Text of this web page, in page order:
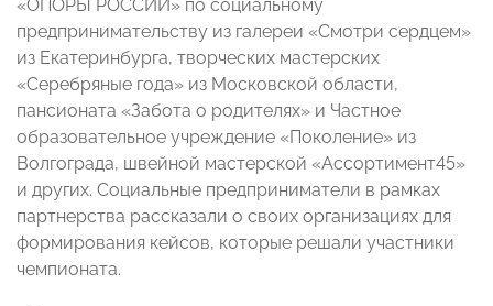
«ОПОРЫ РОССИИ» по социальному
предпринимательству из галереи «Смотри сердцем»
из Екатеринбурга, творческих мастерских
«Серебряные года» из Московской области,
пансионата «Забота о родителях» и Частное
образовательное учреждение «Поколение» из
Волгограда, швейной мастерской «Ассортимент45»
и других. Социальные предприниматели в рамках
партнерства рассказали о своих организациях для
формирования кейсов, которые решали участники
чемпионата.